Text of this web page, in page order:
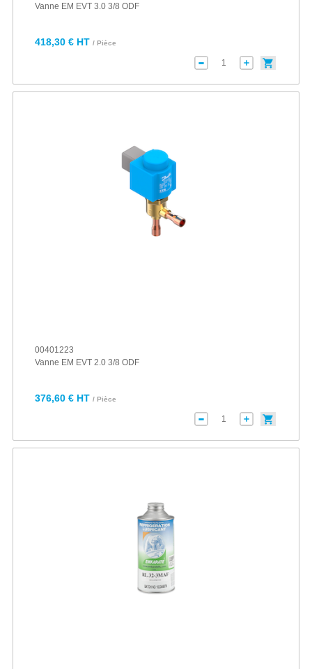
Vanne EM EVT 3.0 3/8 ODF
418,30 € HT / Pièce
00401223
Vanne EM EVT 2.0 3/8 ODF
376,60 € HT / Pièce